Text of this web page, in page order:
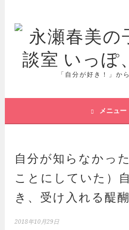
ッ
「自分が好き！」か
メニュー
自分が知らなかっ
ことにしていた）
き、受け入れる醍
2018年10月29日